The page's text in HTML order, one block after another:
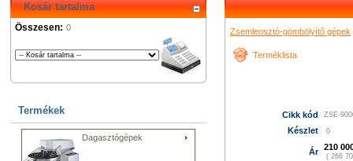
Kosár tartalma
Összesen: 0
Termékek
Dagasztógépek
Zsemleosztó-gömbölyítő gépek
Terméklista
Cikk kód ZSE-
Készlet 0
Ár 210
( 266